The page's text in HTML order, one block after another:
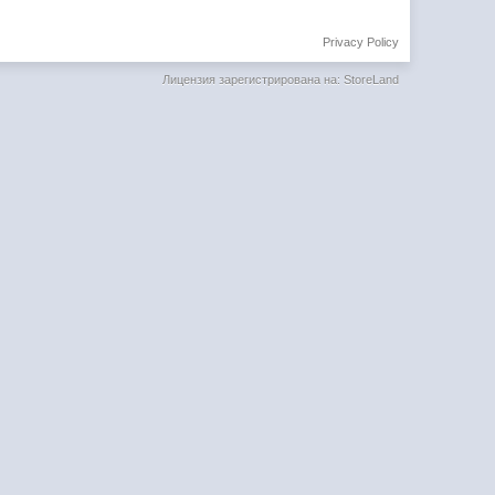
Privacy Policy
Лицензия зарегистрирована на: StoreLand